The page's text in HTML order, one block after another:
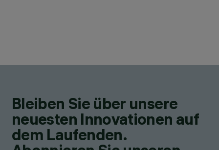
Bleiben Sie über unsere
neuesten Innovationen auf
dem Laufenden.